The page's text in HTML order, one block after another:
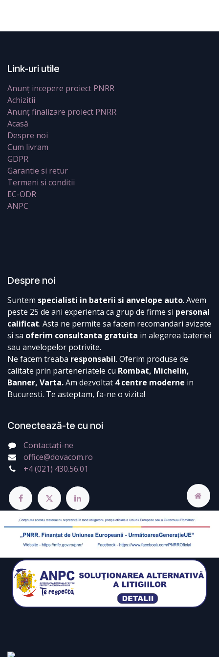
Link-uri utile
Anunț incepere proiect PNRR
Achizitii
Anunț finalizare proiect PNRR
Acasă
Despre noi
Cum livram
GDPR
Garantie si retur
Termeni si conditii
EC-ODR
ANPC
Despre noi
Suntem specialisti in baterii si anvelope auto. Avem
peste 25 de ani experienta ca grup de firme si personal
calificat. Asta ne permite sa facem recomandari avizate
si sa oferim consultanta gratuita in alegerea bateriei
sau anvelopelor potrivite.
Ne facem treaba responsabil. Oferim produse de
calitate prin parteneriatele cu Rombat, Michelin,
Banner, Varta.Am dezvoltat 4 centre moderne in
Bucuresti. Te asteptam, fa-ne o vizita!
Conectează-te cu noi
Contactați-ne
office@dovacom.ro
+4 (021) 430.56.01